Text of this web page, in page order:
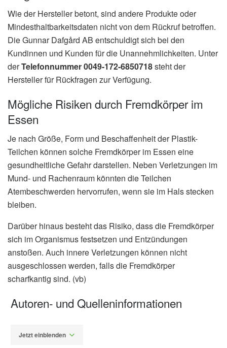
Wie der Hersteller betont, sind andere Produkte oder
Mindesthaltbarkeitsdaten nicht von dem Rückruf betroffen.
Die Gunnar Dafgård AB entschuldigt sich bei den
Kundinnen und Kunden für die Unannehmlichkeiten. Unter
derTelefonnummer 0049-172-6850718steht der
Hersteller für Rückfragen zur Verfügung.
Mögliche Risiken durch Fremdkörper im
Essen
Je nach Größe, Form und Beschaffenheit der Plastik-
Teilchen können solche Fremdkörper im Essen eine
gesundheitliche Gefahr darstellen. Neben Verletzungen im
Mund- und Rachenraum könnten die Teilchen
Atembeschwerden hervorrufen, wenn sie im Hals stecken
bleiben.
Darüber hinaus besteht das Risiko, dass die Fremdkörper
sich im Organismus festsetzen und Entzündungen
anstoßen. Auch innere Verletzungen können nicht
ausgeschlossen werden, falls die Fremdkörper
scharfkantig sind. (vb)
Autoren- und Quelleninformationen
Jetzt einblenden